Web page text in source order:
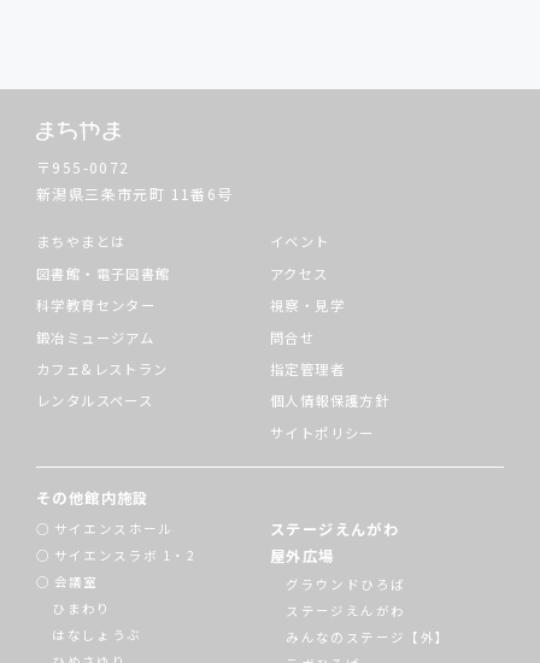
〒955-0072
新潟県三条市元町 11番6号
まちやまとは
図書館・電子図書館
科学教育センター
鍛冶ミュージアム
カフェ&レストラン
レンタルスペース
イベント
アクセス
視察・見学
問合せ
指定管理者
個人情報保護方針
サイトポリシー
その他館内施設
サイエンスホール
サイエンスラボ 1・2
会議室
ひまわり
はなしょうぶ
ステージえんがわ
屋外広場
グラウンドひろば
ステージえんがわ
みんなのステージ【外】